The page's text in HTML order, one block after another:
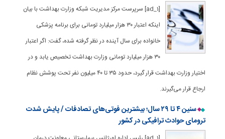
[ad_1] سرپرست مرکز مدیریت شبکه وزارت بهداشت با بیان
اینکه اعتبار ۳۰ هزار میلیارد تومانی برای برنامه پزشکی
خانواده برای سال آینده در نظر گرفته شده، گفت: اگر اعتبار
۳۰ هزار میلیارد تومانی وزارت بهداشت تخصیص یابد و در
اختیار وزارت بهداشت قرار گیرد، حدود ۳۵ تا ۴۰ میلیون نفر تحت پوشش نظام
ارجاع قرار می‌گیرند.
سنین ۴ تا ۲۹ سال؛ بیشترین فوتی‌های تصادفات / پایش شدت
ترومای حوادث ترافیکی در کشور